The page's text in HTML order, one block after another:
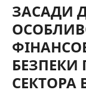
ЗАСАДИ
СЕКТОРА